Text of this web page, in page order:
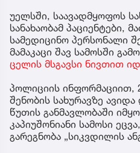
უელსში, საავადმყოფოს
სანახაობამ პაციენტები,
სამედიცინო პერსონალი
მამაკაცი შავ სამოსში
ცელის მსგავსი ნივთით
პოლიციის ინფორმაციით,
შენობის სახურავზე
წუთის განმავლობაში
კაპიუშონიანი სამოსი
გარეგნობა „სიკვდილის